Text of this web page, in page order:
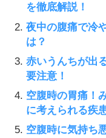
を徹底解説！
夜中の腹痛で冷
は？
赤いうんちが出
要注意！
空腹時の胃痛！
に考えられる疾
空腹時に気持ち